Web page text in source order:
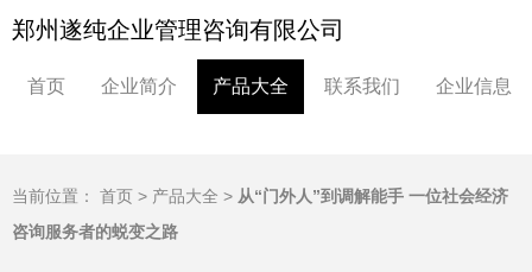
郑州遂纯企业管理咨询有限公司
首页 企业简介 产品大全 联系我们 企业信息
当前位置： 首页 > 产品大全 > 从“门外人”到调解能手 一位社会经济
咨询服务者的蜕变之路